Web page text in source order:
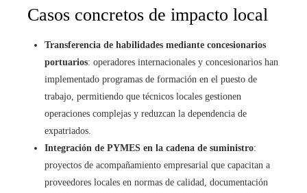
Casos concretos de impacto local
Transferencia de habilidades mediante concesionarios
portuarios: operadores internacionales y concesionarios han
implementado programas de formación en el puesto de
trabajo, permitiendo que técnicos locales gestionen
operaciones complejas y reduzcan la dependencia de
expatriados.
Integración de PYMES en la cadena de suministro:
proyectos de acompañamiento empresarial que capacitan a
proveedores locales en normas de calidad, documentación